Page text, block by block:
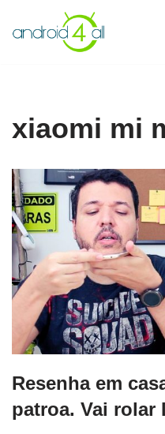
Pular
xiaomi mi
Resenha em
patroa. Vai rolar